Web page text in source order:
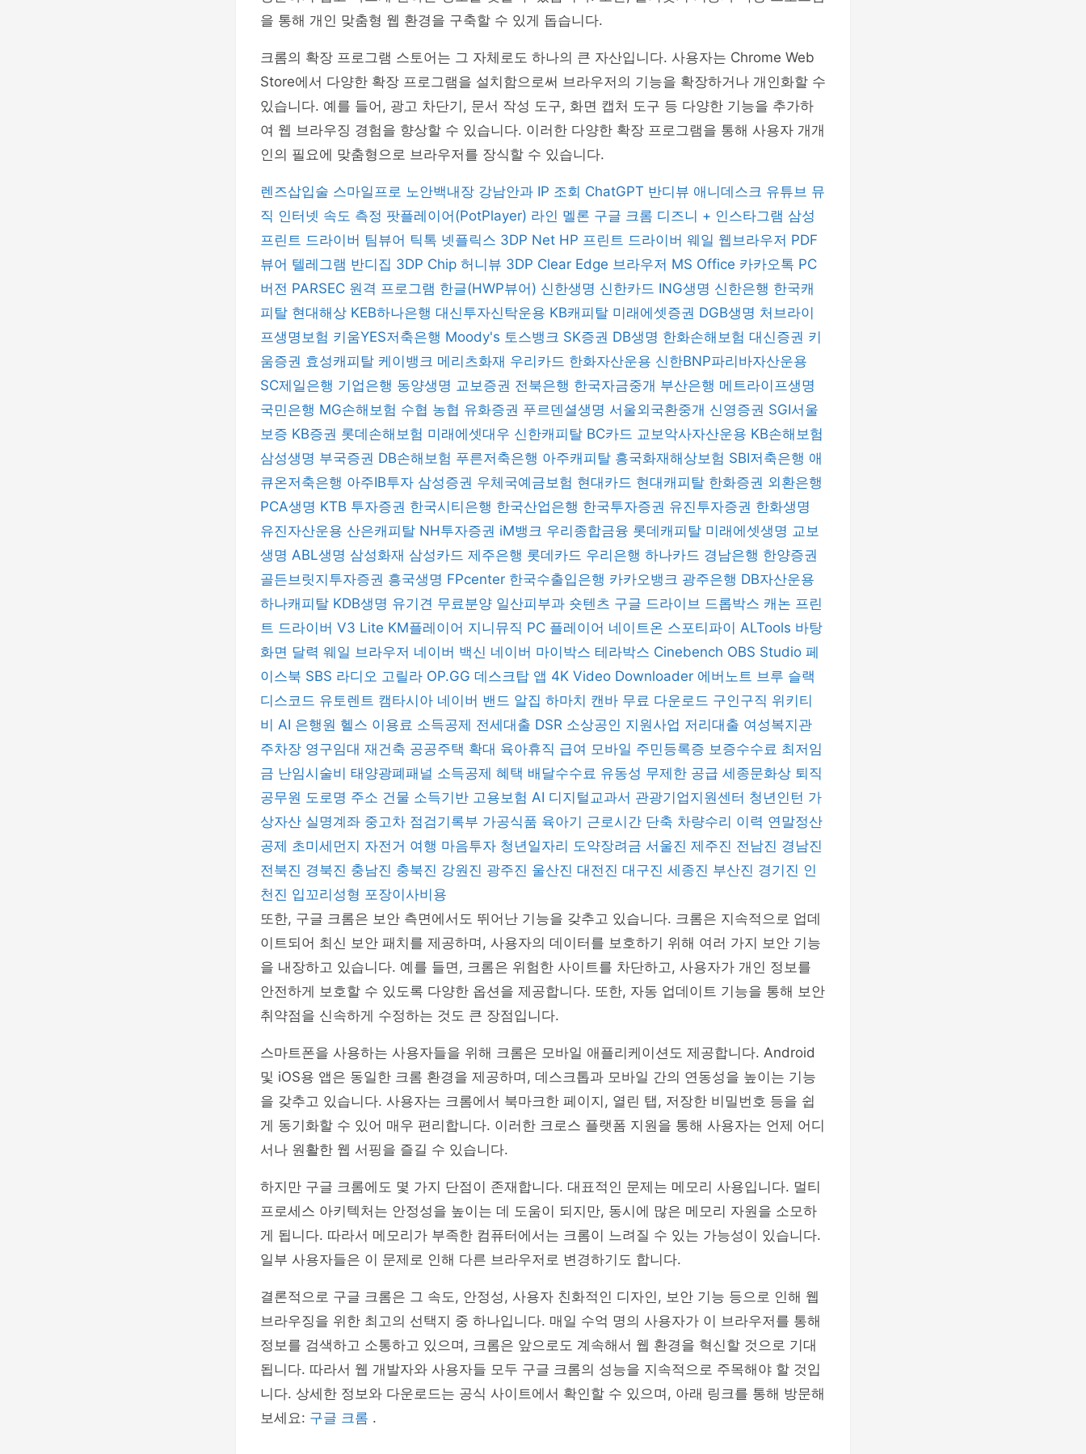
을 통해 개인 맞춤형 웹 환경을 구축할 수 있게 돕습니다.
크롬의 확장 프로그램 스토어는 그 자체로도 하나의 큰 자산입니다. 사용자는 Chrome Web
Store에서 다양한 확장 프로그램을 설치함으로써 브라우저의 기능을 확장하거나 개인화할 수
있습니다. 예를 들어, 광고 차단기, 문서 작성 도구, 화면 캡처 도구 등 다양한 기능을 추가하
여 웹 브라우징 경험을 향상할 수 있습니다. 이러한 다양한 확장 프로그램을 통해 사용자 개개
인의 필요에 맞춤형으로 브라우저를 장식할 수 있습니다.
렌즈삽입술 스마일프로 노안백내장 강남안과 IP 조회 ChatGPT 반디뷰 애니데스크 유튜브 뮤
직 인터넷 속도 측정 팟플레이어(PotPlayer) 라인 멜론 구글 크롬 디즈니 + 인스타그램 삼성
프린트 드라이버 팀뷰어 틱톡 넷플릭스 3DP Net HP 프린트 드라이버 웨일 웹브라우저 PDF
뷰어 텔레그램 반디집 3DP Chip 허니뷰 3DP Clear Edge 브라우저 MS Office 카카오톡 PC
버전 PARSEC 원격 프로그램 한글(HWP뷰어) 신한생명 신한카드 ING생명 신한은행 한국캐
피탈 현대해상 KEB하나은행 대신투자신탁운용 KB캐피탈 미래에셋증권 DGB생명 처브라이
프생명보험 키움YES저축은행 Moody's 토스뱅크 SK증권 DB생명 한화손해보험 대신증권 키
움증권 효성캐피탈 케이뱅크 메리츠화재 우리카드 한화자산운용 신한BNP파리바자산운용
SC제일은행 기업은행 동양생명 교보증권 전북은행 한국자금중개 부산은행 메트라이프생명
국민은행 MG손해보험 수협 농협 유화증권 푸르덴셜생명 서울외국환중개 신영증권 SGI서울
보증 KB증권 롯데손해보험 미래에셋대우 신한캐피탈 BC카드 교보악사자산운용 KB손해보험
삼성생명 부국증권 DB손해보험 푸른저축은행 아주캐피탈 흥국화재해상보험 SBI저축은행 애
큐온저축은행 아주IB투자 삼성증권 우체국예금보험 현대카드 현대캐피탈 한화증권 외환은행
PCA생명 KTB 투자증권 한국시티은행 한국산업은행 한국투자증권 유진투자증권 한화생명
유진자산운용 산은캐피탈 NH투자증권 iM뱅크 우리종합금융 롯데캐피탈 미래에셋생명 교보
생명 ABL생명 삼성화재 삼성카드 제주은행 롯데카드 우리은행 하나카드 경남은행 한양증권
골든브릿지투자증권 흥국생명 FPcenter 한국수출입은행 카카오뱅크 광주은행 DB자산운용
하나캐피탈 KDB생명 유기견 무료분양 일산피부과 숏텐츠 구글 드라이브 드롭박스 캐논 프린
트 드라이버 V3 Lite KM플레이어 지니뮤직 PC 플레이어 네이트온 스포티파이 ALTools 바탕
화면 달력 웨일 브라우저 네이버 백신 네이버 마이박스 테라박스 Cinebench OBS Studio 페
이스북 SBS 라디오 고릴라 OP.GG 데스크탑 앱 4K Video Downloader 에버노트 브루 슬랙
디스코드 유토렌트 캠타시아 네이버 밴드 알집 하마치 캔바 무료 다운로드 구인구직 위키티
비 AI 은행원 헬스 이용료 소득공제 전세대출 DSR 소상공인 지원사업 저리대출 여성복지관
주차장 영구임대 재건축 공공주택 확대 육아휴직 급여 모바일 주민등록증 보증수수료 최저임
금 난임시술비 태양광폐패널 소득공제 혜택 배달수수료 유동성 무제한 공급 세종문화상 퇴직
공무원 도로명 주소 건물 소득기반 고용보험 AI 디지털교과서 관광기업지원센터 청년인턴 가
상자산 실명계좌 중고차 점검기록부 가공식품 육아기 근로시간 단축 차량수리 이력 연말정산
공제 초미세먼지 자전거 여행 마음투자 청년일자리 도약장려금 서울진 제주진 전남진 경남진
전북진 경북진 충남진 충북진 강원진 광주진 울산진 대전진 대구진 세종진 부산진 경기진 인
천진 입꼬리성형 포장이사비용
또한, 구글 크롬은 보안 측면에서도 뛰어난 기능을 갖추고 있습니다. 크롬은 지속적으로 업데
이트되어 최신 보안 패치를 제공하며, 사용자의 데이터를 보호하기 위해 여러 가지 보안 기능
을 내장하고 있습니다. 예를 들면, 크롬은 위험한 사이트를 차단하고, 사용자가 개인 정보를
안전하게 보호할 수 있도록 다양한 옵션을 제공합니다. 또한, 자동 업데이트 기능을 통해 보안
취약점을 신속하게 수정하는 것도 큰 장점입니다.
스마트폰을 사용하는 사용자들을 위해 크롬은 모바일 애플리케이션도 제공합니다. Android
및 iOS용 앱은 동일한 크롬 환경을 제공하며, 데스크톱과 모바일 간의 연동성을 높이는 기능
을 갖추고 있습니다. 사용자는 크롬에서 북마크한 페이지, 열린 탭, 저장한 비밀번호 등을 쉽
게 동기화할 수 있어 매우 편리합니다. 이러한 크로스 플랫폼 지원을 통해 사용자는 언제 어디
서나 원활한 웹 서핑을 즐길 수 있습니다.
하지만 구글 크롬에도 몇 가지 단점이 존재합니다. 대표적인 문제는 메모리 사용입니다. 멀티
프로세스 아키텍처는 안정성을 높이는 데 도움이 되지만, 동시에 많은 메모리 자원을 소모하
게 됩니다. 따라서 메모리가 부족한 컴퓨터에서는 크롬이 느려질 수 있는 가능성이 있습니다.
일부 사용자들은 이 문제로 인해 다른 브라우저로 변경하기도 합니다.
결론적으로 구글 크롬은 그 속도, 안정성, 사용자 친화적인 디자인, 보안 기능 등으로 인해 웹
브라우징을 위한 최고의 선택지 중 하나입니다. 매일 수억 명의 사용자가 이 브라우저를 통해
정보를 검색하고 소통하고 있으며, 크롬은 앞으로도 계속해서 웹 환경을 혁신할 것으로 기대
됩니다. 따라서 웹 개발자와 사용자들 모두 구글 크롬의 성능을 지속적으로 주목해야 할 것입
니다. 상세한 정보와 다운로드는 공식 사이트에서 확인할 수 있으며, 아래 링크를 통해 방문해
보세요: 구글 크롬 .